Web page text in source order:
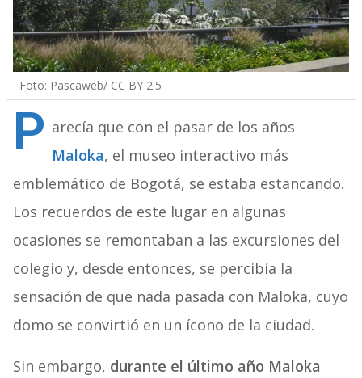
Foto: Pascaweb/ CC BY 2.5
P arecía que con el pasar de los años
Maloka, el museo interactivo más
emblemático de Bogotá, se estaba estancando.
Los recuerdos de este lugar en algunas
ocasiones se remontaban a las excursiones del
colegio y, desde entonces, se percibía la
sensación de que nada pasada con Maloka, cuyo
domo se convirtió en un ícono de la ciudad.
Sin embargo, durante el último año Maloka